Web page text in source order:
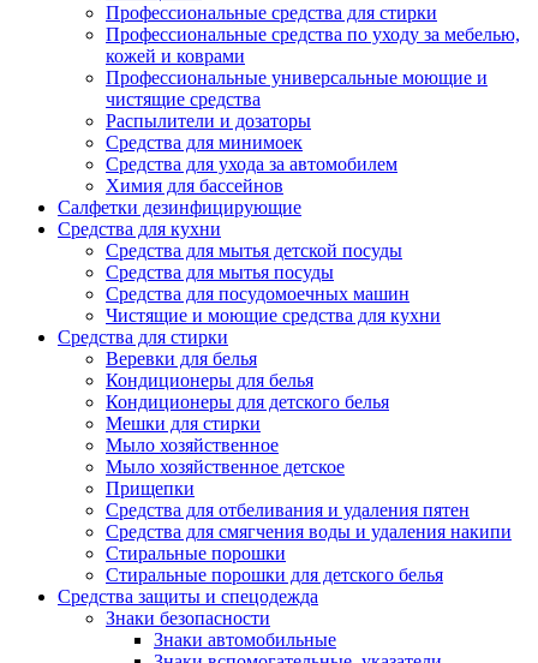
Профессиональные средства для стирки
Профессиональные средства по уходу за мебелью,
кожей и коврами
Профессиональные универсальные моющие и
чистящие средства
Распылители и дозаторы
Средства для минимоек
Средства для ухода за автомобилем
Химия для бассейнов
Салфетки дезинфицирующие
Средства для кухни
Средства для мытья детской посуды
Средства для мытья посуды
Средства для посудомоечных машин
Чистящие и моющие средства для кухни
Средства для стирки
Веревки для белья
Кондиционеры для белья
Кондиционеры для детского белья
Мешки для стирки
Мыло хозяйственное
Мыло хозяйственное детское
Прищепки
Средства для отбеливания и удаления пятен
Средства для смягчения воды и удаления накипи
Стиральные порошки
Стиральные порошки для детского белья
Средства защиты и спецодежда
Знаки безопасности
Знаки автомобильные